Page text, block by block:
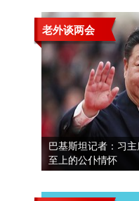
老外谈两会
巴基斯坦记者：习
至上的公仆情怀